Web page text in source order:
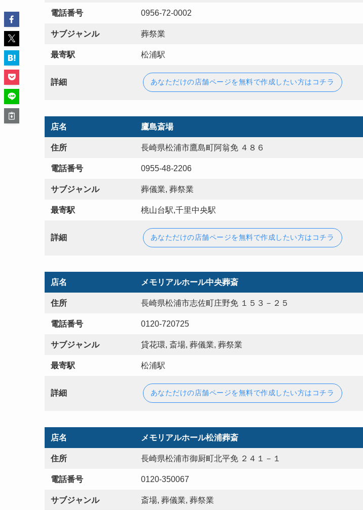
電話番号 0956-72-0002
サブジャンル 葬祭業
最寄駅 松浦駅
詳細 あなただけの店舗ページを無料で作成したい方はコチラ
店名 鷹島斎場
住所 長崎県松浦市鷹島町阿翁免 ４８６
電話番号 0955-48-2206
サブジャンル 葬儀業, 葬祭業
最寄駅 桃山台駅,千里中央駅
詳細 あなただけの店舗ページを無料で作成したい方はコチラ
店名 メモリアルホール中央葬斎
住所 長崎県松浦市志佐町庄野免 １５３－２５
電話番号 0120-720725
サブジャンル 貸花環, 斎場, 葬儀業, 葬祭業
最寄駅 松浦駅
詳細 あなただけの店舗ページを無料で作成したい方はコチラ
店名 メモリアルホール松浦葬斎
住所 長崎県松浦市御厨町北平免 ２４１－１
電話番号 0120-350067
サブジャンル 斎場, 葬儀業, 葬祭業